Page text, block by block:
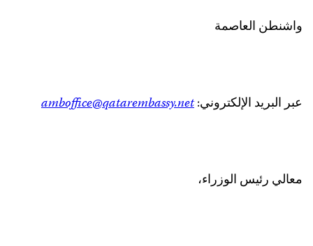
واشنطن العاصمة
عبر البريد الإلكتروني:amboffice@qatarembassy.net
معالي رئيس الوزراء،